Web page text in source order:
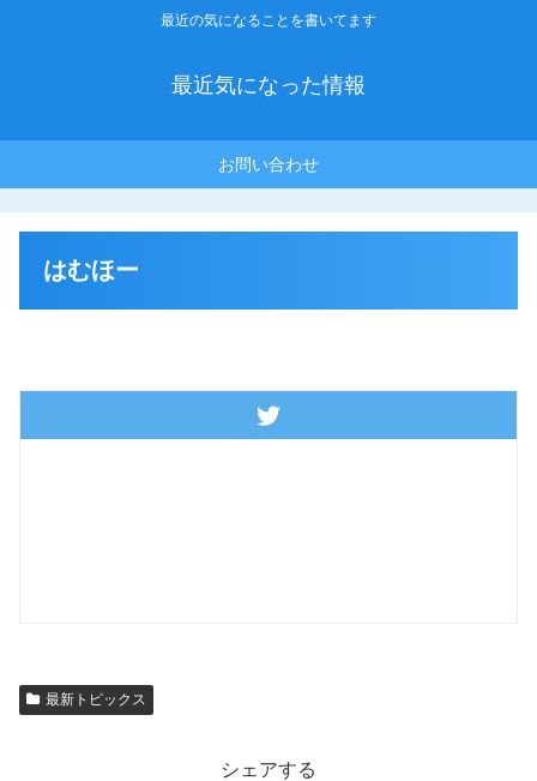
最近の気になることを書いてます
最近気になった情報
お問い合わせ
はむほー
最新トピックス
シェアする